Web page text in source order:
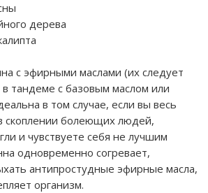
дерева
с эфирными маслами (их следует
тандеме с базовым маслом или
в том случае, если вы весь
скоплении болеющих людей,
и чувствуете себя не лучшим
одновременно согревает,
антипростудные эфирные масла,
организм.